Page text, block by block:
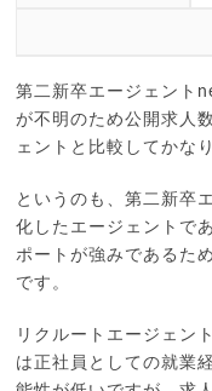
第二新卒エージェント
が不明のため公開求人
ェントと比較してかな
というのも、第二新卒
化したエージェントで
ポートが強みであるた
です。
リクルートエージェン
は正社員としての就業